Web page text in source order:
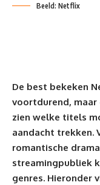
Beeld: Netflix
De best bekeken
voortdurend,
zien welke titels
aandacht trekken.
romantische
streamingpubliek
genres. Hieronder